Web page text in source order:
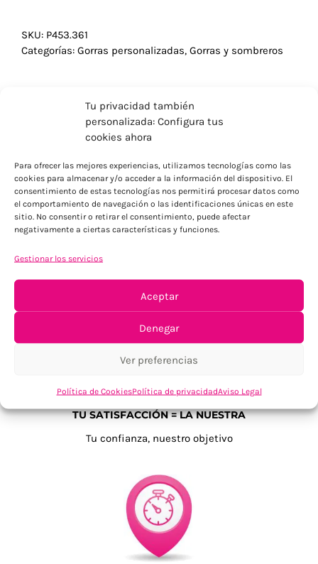
Tu privacidad también
personalizada: Configura tus
cookies ahora
Para ofrecer las mejores experiencias, utilizamos tecnologías como las
cookies para almacenar y/o acceder a la información del dispositivo. El
consentimiento de estas tecnologías nos permitirá procesar datos como
el comportamiento de navegación o las identificaciones únicas en este
sitio. No consentir o retirar el consentimiento, puede afectar
negativamente a ciertas características y funciones.
Gestionar los servicios
Aceptar
Denegar
Ver preferencias
Política de CookiesPolítica de privacidadAviso Legal
SKU: P453.361
Categorías: Gorras personalizadas, Gorras y sombreros
ENVÍOS ECONÓMICOS
Para Península, resto consultar
TU SATISFACCIÓN = LA NUESTRA
Tu confianza, nuestro objetivo